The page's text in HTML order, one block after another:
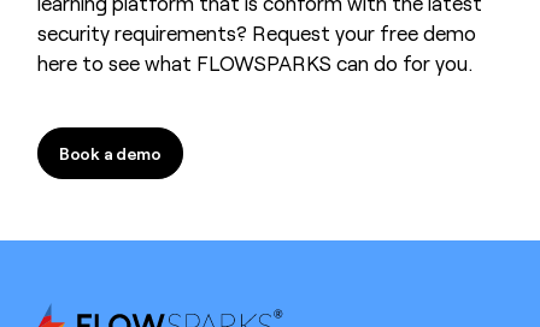
security requirements? Request your free demo
here to see what FLOWSPARKS can do for you.
Book a demo
Book a demo